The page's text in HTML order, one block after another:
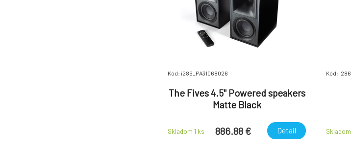
Kód: i286_PA31068026
The Fives 4.5" Powered speakers
Matte Black
Skladom 1 ks 886.88 € Detail
Kód:
Skladom